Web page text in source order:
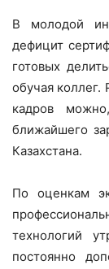
В молодой
дефицит
готовых
обучая коллег.
кадров
ближайшего
Казахстана.
По оценкам
технологий
постоянно